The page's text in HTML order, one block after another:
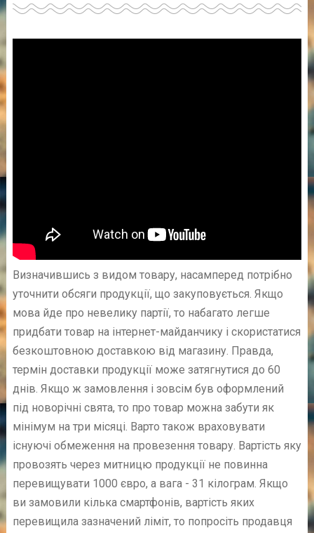
Визначившись з видом товару, насамперед потрібно
уточнити обсяги продукції, що закуповується. Якщо
мова йде про невелику партії, то набагато легше
придбати товар на інтернет-майданчику і скористатися
безкоштовною доставкою від магазину. Правда,
термін доставки продукції може затягнутися до 60
днів. Якщо ж замовлення і зовсім був оформлений
під новорічні свята, то про товар можна забути як
мінімум на три місяці. Варто також враховувати
існуючі обмеження на провезення товару. Вартість яку
провозять через митницю продукції не повинна
перевищувати 1000 євро, а вага - 31 кілограм. Якщо
ви замовили кілька смартфонів, вартість яких
перевищила зазначений ліміт, то попросіть продавця